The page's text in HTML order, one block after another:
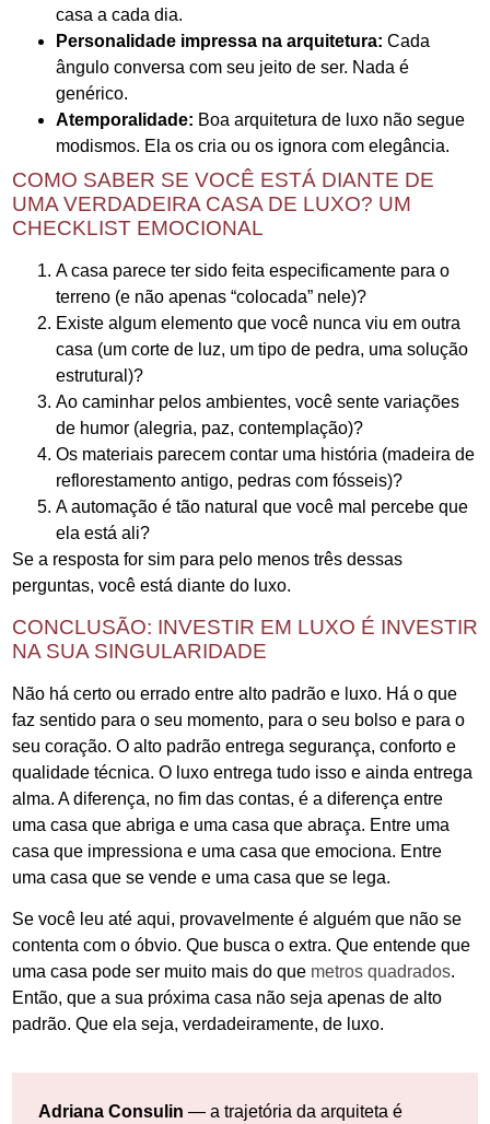
casa a cada dia.
Personalidade impressa na arquitetura: Cada
ângulo conversa com seu jeito de ser. Nada é
genérico.
Atemporalidade: Boa arquitetura de luxo não segue
modismos. Ela os cria ou os ignora com elegância.
COMO SABER SE VOCÊ ESTÁ DIANTE DE
UMA VERDADEIRA CASA DE LUXO? UM
CHECKLIST EMOCIONAL
A casa parece ter sido feita especificamente para o
terreno (e não apenas “colocada” nele)?
Existe algum elemento que você nunca viu em outra
casa (um corte de luz, um tipo de pedra, uma solução
estrutural)?
Ao caminhar pelos ambientes, você sente variações
de humor (alegria, paz, contemplação)?
Os materiais parecem contar uma história (madeira de
reflorestamento antigo, pedras com fósseis)?
A automação é tão natural que você mal percebe que
ela está ali?
Se a resposta for sim para pelo menos três dessas
perguntas, você está diante do luxo.
CONCLUSÃO: INVESTIR EM LUXO É INVESTIR
NA SUA SINGULARIDADE
Não há certo ou errado entre alto padrão e luxo. Há o que
faz sentido para o seu momento, para o seu bolso e para o
seu coração. O alto padrão entrega segurança, conforto e
qualidade técnica. O luxo entrega tudo isso e ainda entrega
alma. A diferença, no fim das contas, é a diferença entre
uma casa que abriga e uma casa que abraça. Entre uma
casa que impressiona e uma casa que emociona. Entre
uma casa que se vende e uma casa que se lega.
Se você leu até aqui, provavelmente é alguém que não se
contenta com o óbvio. Que busca o extra. Que entende que
uma casa pode ser muito mais do que metros quadrados.
Então, que a sua próxima casa não seja apenas de alto
padrão. Que ela seja, verdadeiramente, de luxo.
Adriana Consulin — a trajetória da arquiteta é